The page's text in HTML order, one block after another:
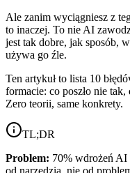
Ale zanim wyciągniesz z
to inaczej. To nie AI
jest tak dobre, jak sposób,
używa go źle.
Ten artykuł to lista 10
formacie: co poszło nie
Zero teorii, same konkrety.
TL;DR
Problem: 70% wdrożeń AI
od narzędzia, nie od